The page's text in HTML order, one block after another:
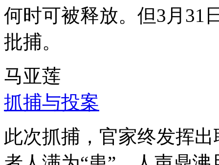
何时可被释放。但3月31
批捕。
马亚莲
抓捕与投案
此次抓捕，官家终发挥